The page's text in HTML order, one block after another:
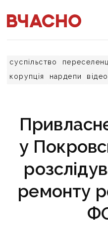
суспільство
корупція
нардепи відео
у
ремонту